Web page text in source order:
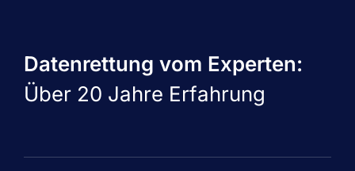
Datenrettung vom Experten:
Über 20 Jahre Erfahrung